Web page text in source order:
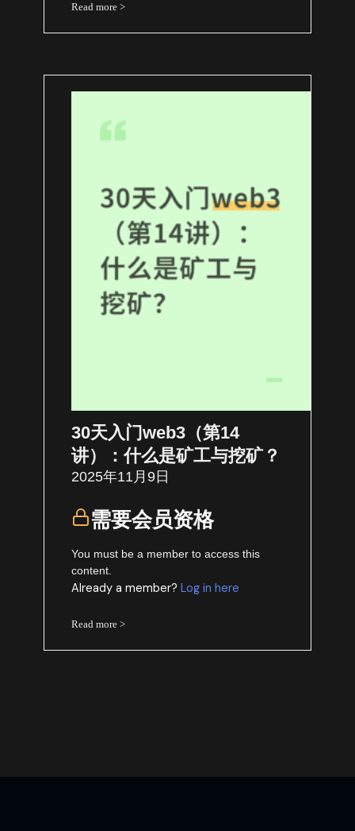
Read more >
30天入门web3（第14
讲）：什么是矿工与挖矿？
2025年11月9日
需要会员资格
You must be a member to access this
content.
Already a member?Log in here
Read more >